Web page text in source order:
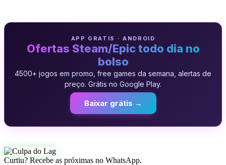
APP GRATIS · ANDROID
Ofertas Steam/Epic todo dia no
bolso
4500+ jogos em promo, free games da semana, alertas de
preço. Grátis no Google Play.
Baixar grátis →
Curtiu? Recebe as próximas no WhatsApp.